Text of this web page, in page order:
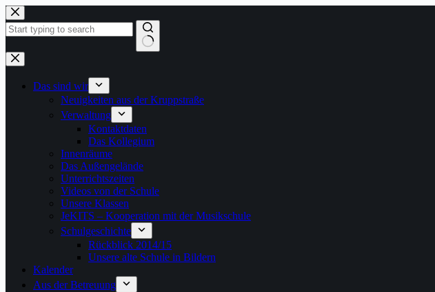
Zum
Inhalt
springen
Keine
Ergebnisse
Das sind wir
Neuigkeiten aus der Kruppstraße
Verwaltung
Kontaktdaten
Das Kollegium
Innenräume
Das Außengelände
Unterrichtszeiten
Videos von der Schule
Unsere Klassen
JeKITS – Kooperation mit der Musikschule
Schulgeschichte
Rückblick 2014/15
Unsere alte Schule in Bildern
Kalender
Aus der Betreuung